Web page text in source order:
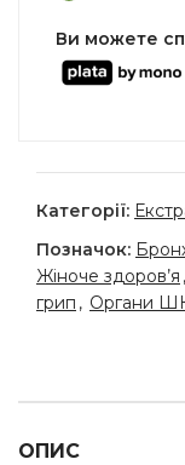
Ви можете
Категорії:
Позначок:
Жіноче здоров’я ,
грип , Органи
ОПИС